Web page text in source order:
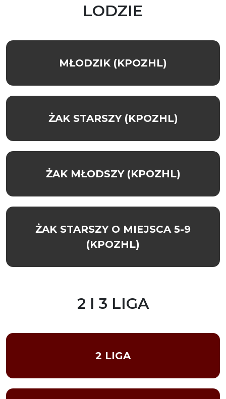
LODZIE
MŁODZIK (KPOZHL)
ŻAK STARSZY (KPOZHL)
ŻAK MŁODSZY (KPOZHL)
ŻAK STARSZY O MIEJSCA 5-9
(KPOZHL)
2 I 3 LIGA
2 LIGA